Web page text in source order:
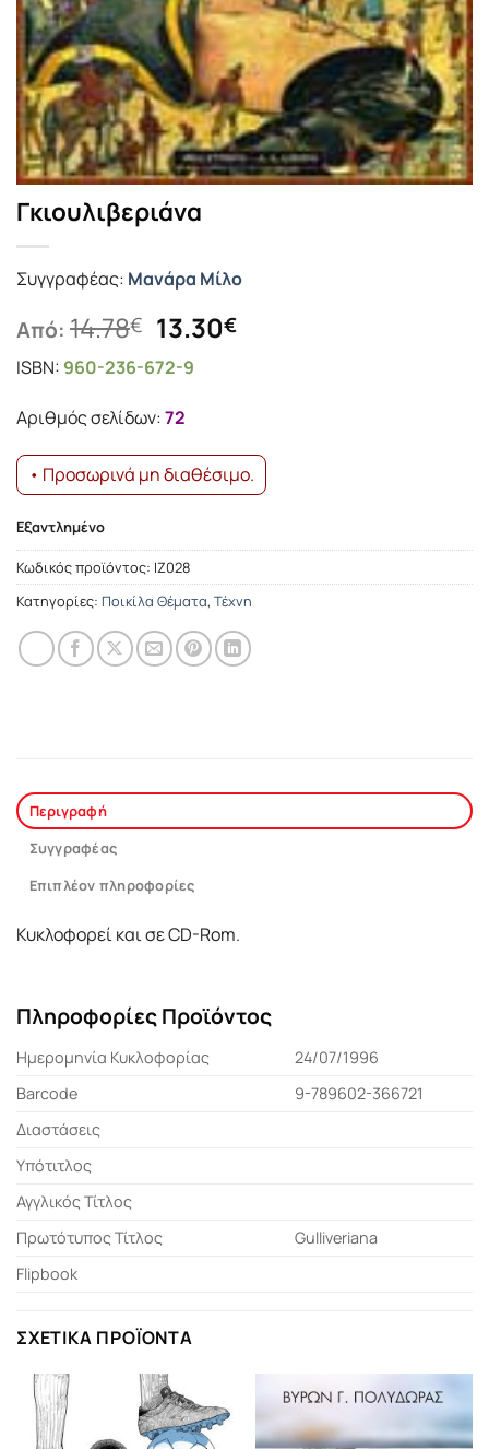
Γκιουλιβεριάνα
Συγγραφέας: Μανάρα Μίλο
Από: 14.78€ Original
price
was:
14.78€.
13.30€Η
ISBN: 960-236-672-9
Αριθμός σελίδων:72
• Προσωρινά μη διαθέσιμο.
Εξαντλημένο
Κωδικός προϊόντος: ΙΖ028
Κατηγορίες: Ποικίλα Θέματα, Τέχνη
Περιγραφή
Συγγραφέας
Επιπλέον πληροφορίες
Κυκλοφορεί και σε CD-Rom.
Πληροφορίες Προϊόντος
Ημερομηνία Κυκλοφορίας
24/07/1996
Barcode
9-789602-366721
Διαστάσεις
Υπότιτλος
Αγγλικός Τίτλος
Πρωτότυπος Τίτλος
Gulliveriana
Flipbook
ΣΧΕΤΙΚΆ ΠΡΟΪΌΝΤΑ